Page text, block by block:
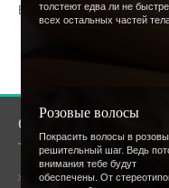
толстеют едва ли не
всех остальных частей
Розовые волосы
Покрасить волосы в
решительный шаг. Ведь
внимания тебе будут
обеспечены. От
Всего комментариев:0
О сайте
Общая информация